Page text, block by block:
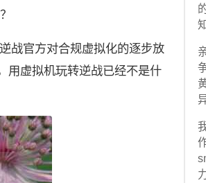
战官方对合规虚拟化的逐步放
用虚拟机玩转逆战已经不是什